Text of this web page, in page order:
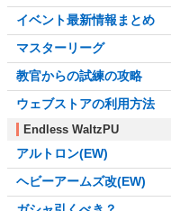
イベント最新情報まとめ
マスターリーグ
教官からの試練の攻略
ウェブストアの利用方法
Endless WaltzPU
アルトロン(EW)
ヘビーアームズ改(EW)